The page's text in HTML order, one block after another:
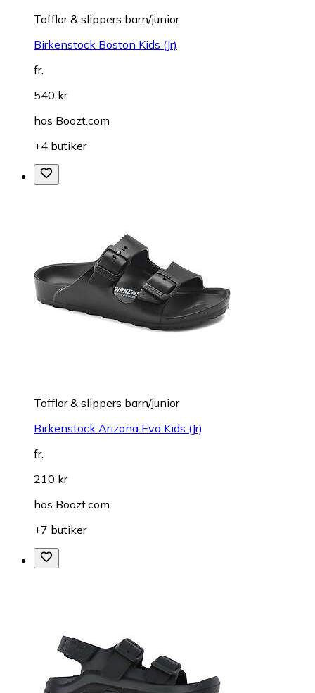
Tofflor & slippers barn/junior
Birkenstock Boston Kids (Jr)
fr.
540 kr
hos Boozt.com
+4 butiker
Tofflor & slippers barn/junior
Birkenstock Arizona Eva Kids (Jr)
fr.
210 kr
hos Boozt.com
+7 butiker